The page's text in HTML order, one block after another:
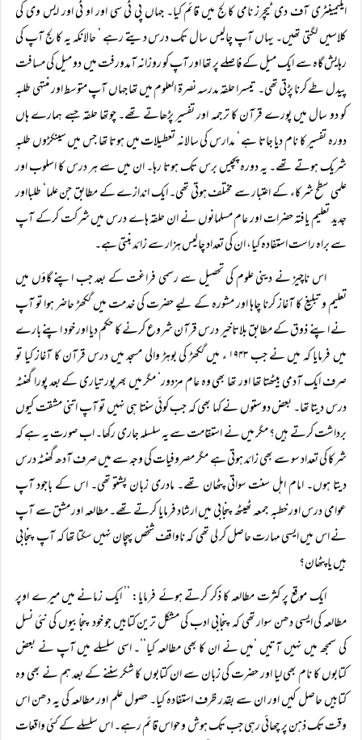
ایلیمینٹری آف دی ٹیچرز نامی کالج میں قائم کیا۔ جہاں پی ٹی سی اور او ٹی اور ایس وی کی
کلاسیں لگتی تھیں۔ یہاں آپ چالیس سال تک درس دیتے رہے ‘ حالانکہ یہ کالج آپ کی
رہایش گاہ سے ایک میل کے فاصلے پر تھا اور آپ کو روزانہ آمدورفت میں دو میل کی مسافت
پیدل طے کرنا پڑتی تھی۔ تیسرا حلقہ مدرسہ نصرۃ العلوم میں تھا جہاں آپ متوسط اور منتہی طلبہ
کو دو سال میں پورے قرآن کا ترجمہ اور تفسیر پڑھاتے تھے۔ چوتھا حلقہ جسے ہمارے ہاں
دورہ تفسیر کا نام دیا جاتا ہے ‘ مدارس کی سالانہ تعطیلات میں ہوتا تھا جس میں سینکڑوں طلبہ
شریک ہوتے تھے۔ یہ دورہ پچیس برس تک ہوتا رہا۔ ان میں سے ہر درس کا اسلوب اور
علمی سطح شرکاء کے اعتبار سے مختلف ہوتی تھی۔ ایک اندازے کے مطابق جن علما‘ طلبااور
جدید تعلیم یافتہ حضرات اور عام مسلمانوں نے ان حلقہ ہاے درس میں شرکت کرکے آپ
سے براہ راست استفادہ کیا، ان کی تعداد چالیس ہزار سے زائد بنتی ہے۔
اس ناچیز نے دینی علوم کی تحصیل سے رسمی فراغت کے بعد جب اپنے گاؤں میں
تعلیم و تبلیغ کا آغاز کرنا چاہا اور مشورہ کے لیے حضرت کی خدمت میں گکھڑ حاضر ہوا تو آپ
نے اپنے ذوق کے مطابق بلاتاخیر درس قرآن شروع کرنے کا حکم دیا اور خود اپنے بارے
میں فرمایا کہ میں نے جب ۱۹۴۳ ء میں گکھڑ کی بوہڑ والی مسجد میں درس قرآن کا آغاز کیا تو
صرف ایک آدمی بیٹھتا تھا اور تھا بھی وہ عام مزدور‘ مگر میں بھرپور تیاری کے بعد پورا گھنٹہ
درس دیتا تھا۔ بعض دوستوں نے کہا بھی کہ جب کوئی سنتا ہی نہیں تو آپ اتنی مشقت کیوں
برداشت کرتے ہیں؟ مگر میں نے استقامت سے یہ سلسلہ جاری رکھا۔ اب صورت یہ ہے کہ
شرکا کی تعداد سو سے بھی زائد ہوتی ہے مگر مصروفیات کی وجہ سے میں صرف آدھ گھنٹہ درس
دیتا ہوں۔ امام اہل سنت سواتی پٹھان تھے۔ مادری زبان پشتو تھی۔ اس کے باجود آپ
عوامی درس اور خطبہ جمعہ ٹھیٹھ پنجابی میں ارشاد فرمایا کرتے تھے۔ مطالعہ اور مشق سے آپ
نے اس میں ایسی مہارت حاصل کر لی تھی کہ ناواقف شخص پہچان نہیں سکتا تھا کہ آپ پنجابی
ہیں یا پٹھان؟
ایک موقع پر کثرت مطالعہ کا ذکر کرتے ہوئے فرمایا: ’’ ایک زمانے میں میرے اوپر
مطالعہ کی ایسی دھن سوار تھی کہ پنجابی ادب کی مشکل ترین کتابیں جو خود پنجابیوں کی نئی نسل
کی سمجھ میں نہیں آتیں ‘میں نے ان کا بھی مطالعہ کیا‘‘۔ اسی سلسلے میں آپ نے بعض
کتابوں کا نام بھی لیا اور حضرت کی زبان سے ان کتابوں کا شکر سننے کے بعد ہم نے بھی وہ
کتابیں حاصل کیں اور ان سے بقدر ظرف استفادہ کیا۔ حصول علم اور مطالعہ کی یہ دھن اس
وقت تک ذہن پر چھائی رہی جب تک ہوش و حواس قائم رہے۔ اس سلسلے کے کئی واقعات